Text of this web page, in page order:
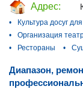
Адрес:
•
Культура досуг
•
Организация
•
Рестораны •
Диапазон,